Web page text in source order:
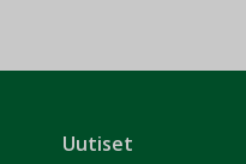
Uutiset